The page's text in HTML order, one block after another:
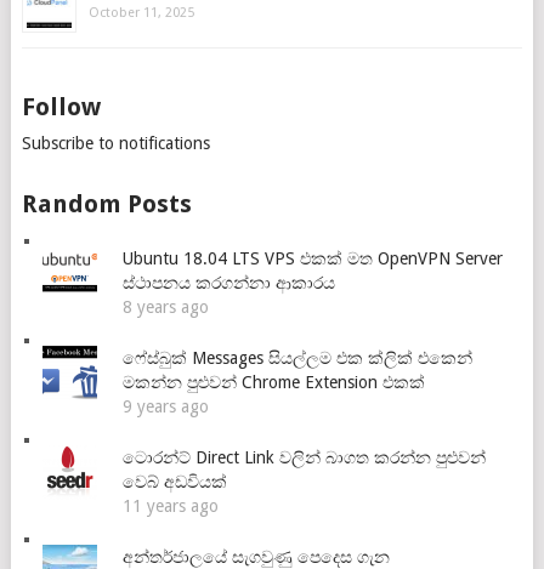
October 11, 2025
Follow
Subscribe to notifications
Random Posts
Ubuntu 18.04 LTS VPS එකක් මත OpenVPN Server
ස්ථාපනය කරගන්නා ආකාරය
8 years ago
ෆේස්බුක් Messages සියල්ලම එක ක්ලික් එකෙන්
මකන්න පුළුවන් Chrome Extension එකක්
9 years ago
ටොරන්ට් Direct Link වලින් බාගත කරන්න පුළුවන්
වෙබ් අඩවියක්
11 years ago
අන්තර්ජාලයේ සැගවුණු පෙදෙස ගැන